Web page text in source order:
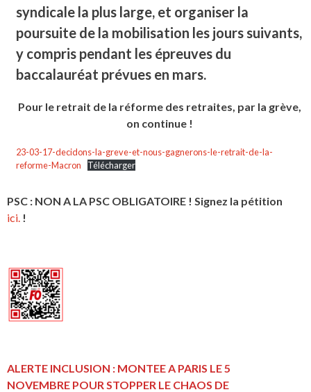
syndicale la plus large, et organiser la
poursuite de la mobilisation les jours suivants,
y compris pendant les épreuves du
baccalauréat prévues en mars.
Pour le retrait de la réforme des retraites, par la grève,
on continue !
23-03-17-decidons-la-greve-et-nous-gagnerons-le-retrait-de-la-
reforme-Macron
Télécharger
PSC : NON A LA PSC OBLIGATOIRE ! Signez la pétition
ici. !
ALERTE INCLUSION : MONTEE A PARIS LE 5
NOVEMBRE POUR STOPPER LE CHAOS DE